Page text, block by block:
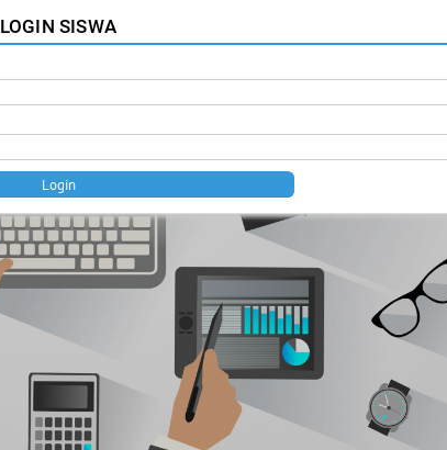
LOGIN SISWA
Login